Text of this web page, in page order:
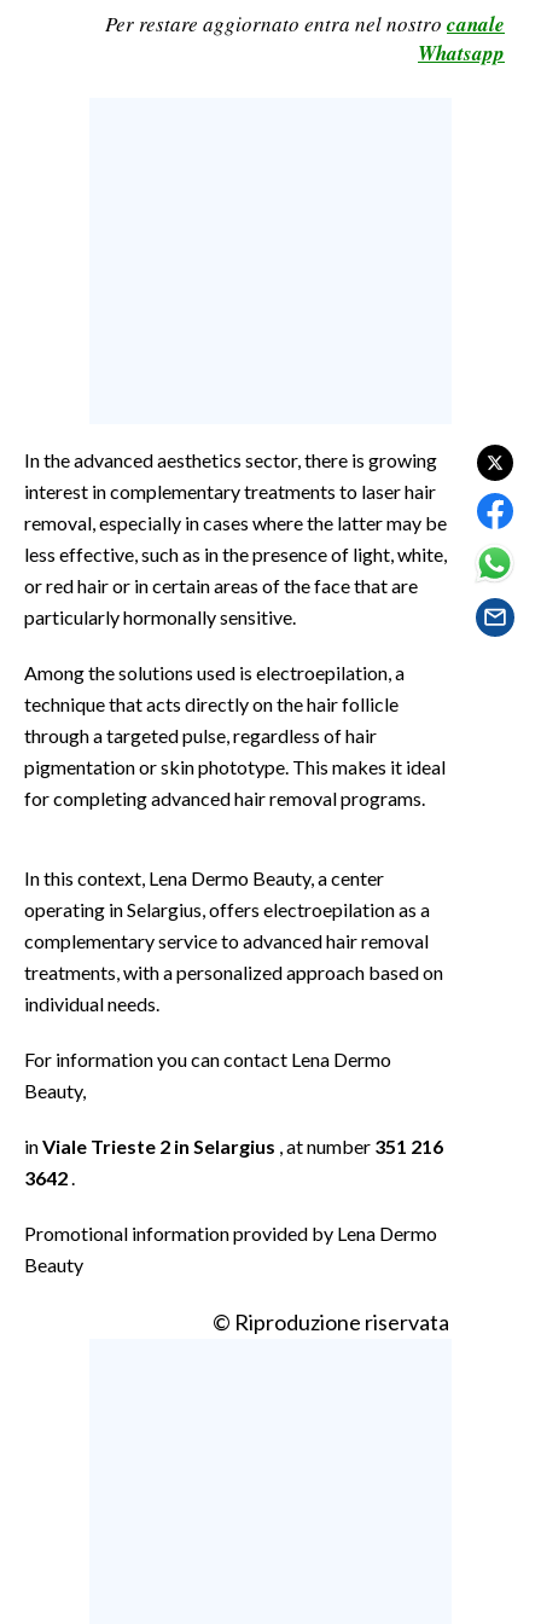
EVENTI
#CARAUNIONE
INSULARITÀ
FOTO
VIDEO
ABBONATI
ANNUNCI
NECROLOGI
STORE
Per restare aggiornato entra nel nostro canale
Whatsapp
In the advanced aesthetics sector, there is growing
interest in complementary treatments to laser hair
removal, especially in cases where the latter may be
less effective, such as in the presence of light, white,
or red hair or in certain areas of the face that are
particularly hormonally sensitive.
Among the solutions used is electroepilation, a
technique that acts directly on the hair follicle
through a targeted pulse, regardless of hair
pigmentation or skin phototype. This makes it ideal
for completing advanced hair removal programs.
In this context, Lena Dermo Beauty, a center
operating in Selargius, offers electroepilation as a
complementary service to advanced hair removal
treatments, with a personalized approach based on
individual needs.
For information you can contact Lena Dermo
Beauty,
inViale Trieste 2 in Selargius , at number 351 216
3642
Promotional information provided by Lena Dermo
Beauty
© Riproduzione riservata